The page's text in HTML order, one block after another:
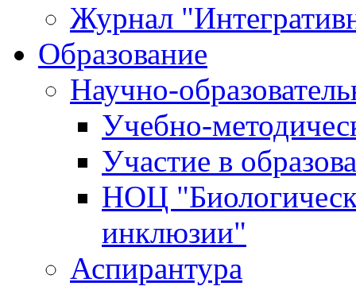
Журнал
Образование
Научно-
Учебно-
Участие в
НОЦ
инклюзии"
Аспирантура